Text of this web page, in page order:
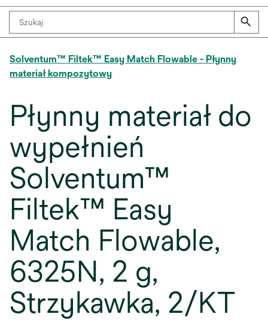
Solventum™ Filtek™ Easy Match Flowable - Płynny
materiał kompozytowy
Płynny materiał do
wypełnień
Solventum™
Filtek™ Easy
Match Flowable,
6325N, 2 g,
Strzykawka, 2/KT